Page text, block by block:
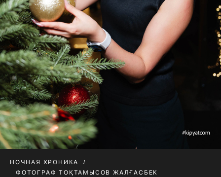
НОЧНАЯ ХРОНИКА
ФОТОГРАФ ТОҚТАМЫСОВ ЖАЛҒАСБЕК